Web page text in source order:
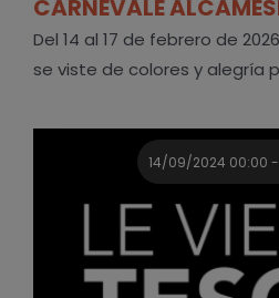
CARNEVALE
Del 14 al 17 de febrero de
se viste de colores y alegría
14/09/2024 00:00